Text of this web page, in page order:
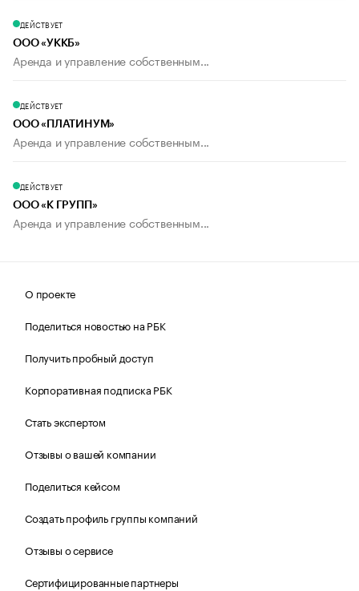
ДЕЙСТВУЕТ
ООО «УККБ»
Аренда и управление собственным...
ДЕЙСТВУЕТ
ООО «ПЛАТИНУМ»
Аренда и управление собственным...
ДЕЙСТВУЕТ
ООО «К ГРУПП»
Аренда и управление собственным...
О проекте
Поделиться новостью на РБК
Получить пробный доступ
Корпоративная подписка РБК
Стать экспертом
Отзывы о вашей компании
Поделиться кейсом
Создать профиль группы компаний
Отзывы о сервисе
Сертифицированные партнеры